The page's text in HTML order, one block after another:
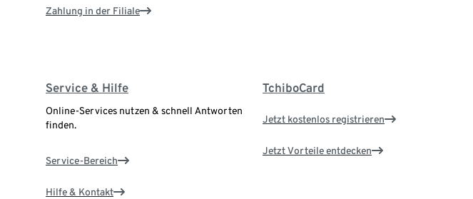
Zahlung in der Filiale
Service & Hilfe
Online-Services nutzen & schnell Antworten
finden.
Service-Bereich
Hilfe & Kontakt
TchiboCard
Jetzt kostenlos registrieren
Jetzt Vorteile entdecken